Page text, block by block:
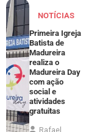
NOTÍCIAS
Primeira Igreja
Batista de
Madureira
realiza o
Madureira Day
com ação
social e
atividades
gratuitas
Rafael